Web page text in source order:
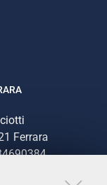
Ferrara